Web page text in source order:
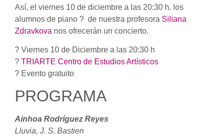
Así, el viernes 10 de diciembre a las 20:30 h. los
alumnos de piano ? de nuestra profesora Siliana
Zdravkova nos ofrecerán un concierto.
? Viernes 10 de Diciembre a las 20:30 h
? TRIARTE Centro de Estudios Artísticos
? Evento gratuito
PROGRAMA
Ainhoa Rodríguez Reyes
Lluvia, J. S. Bastien